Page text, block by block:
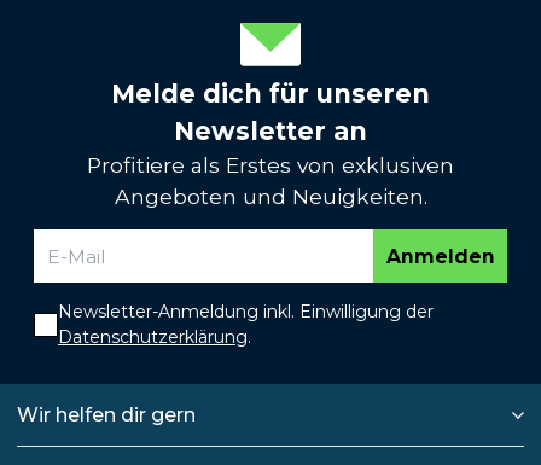
Melde dich für unseren
Newsletter an
Profitiere als Erstes von exklusiven
Angeboten und Neuigkeiten.
Anmelden
Newsletter-Anmeldung inkl. Einwilligung der
Datenschutzerklärung.
Wir helfen dir gern